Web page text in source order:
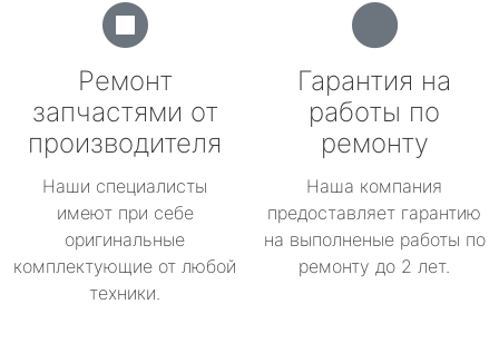
Ремонт
запчастями от
производителя
Наши специалисты
имеют при себе
оригинальные
комплектующие от любой
техники.
Гарантия на
работы по
ремонту
Наша компания
предоставляет гарантию
на выполненые работы по
ремонту до 2 лет.